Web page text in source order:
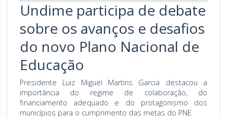
Undime participa de debate
sobre os avanços e desafios
do novo Plano Nacional de
Educação
Presidente Luiz Miguel Martins Garcia destacou a
importância do regime de colaboração, do
financiamento adequado e do protagonismo dos
municípios para o cumprimento das metas do PNE